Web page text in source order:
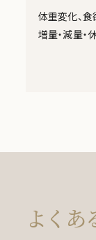
体重変化、食
増量・減量・
よくあ